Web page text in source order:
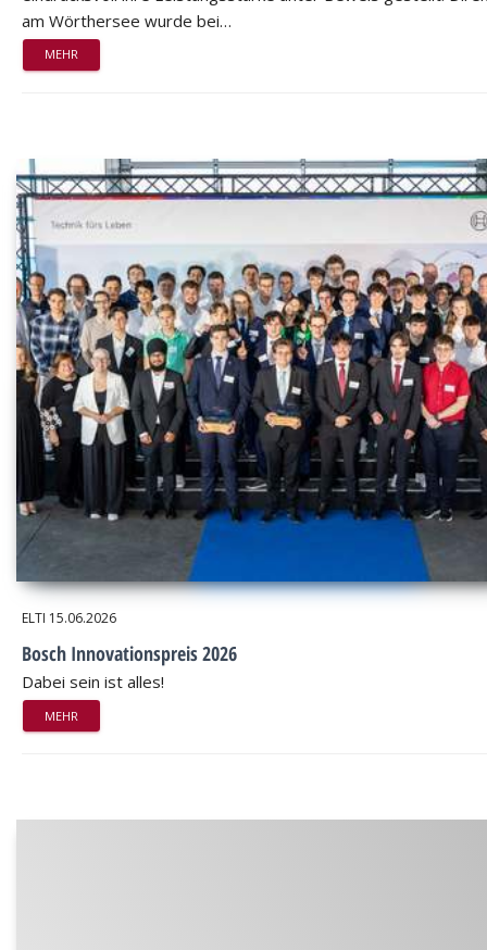
am Wörthersee wurde bei…
MEHR
ELTI 15.06.2026
Bosch Innovationspreis 2026
Dabei sein ist alles!
MEHR